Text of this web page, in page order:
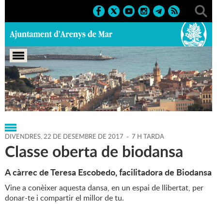
Portada > Regidories > Cultura > Agenda > 22-12-2017
DIVENDRES,22 DE DESEMBRE DE 2017 - 7 H TARDA
Classe oberta de biodansa
A càrrec de Teresa Escobedo, facilitadora de Biodansa
Vine a conèixer aquesta dansa, en un espai de llibertat, per
donar-te i compartir el millor de tu.